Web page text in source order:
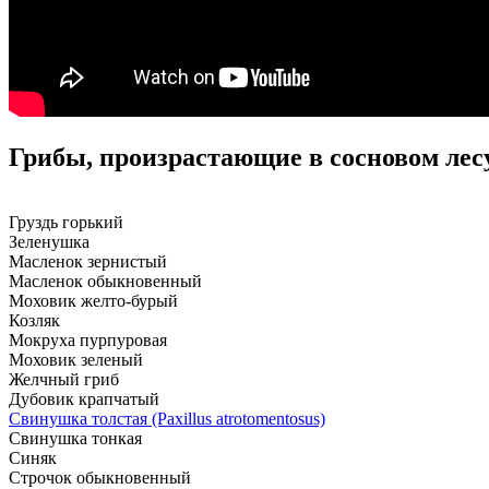
Грибы, произрастающие в сосновом
Груздь горький
Зеленушка
Масленок зернистый
Масленок обыкновенный
Моховик желто-бурый
Козляк
Мокруха пурпуровая
Моховик зеленый
Желчный гриб
Дубовик крапчатый
Свинушка толстая (Paxillus atrotomentosus)
Свинушка тонкая
Синяк
Строчок обыкновенный